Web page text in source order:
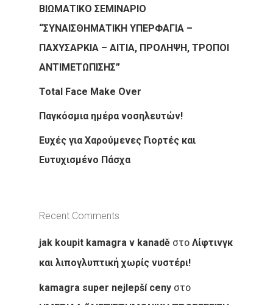
ΒΙΩΜΑΤΙΚΟ ΣΕΜΙΝΑΡΙΟ
“ΣΥΝΑΙΣΘΗΜΑΤΙΚΗ ΥΠΕΡΦΑΓΙΑ –
ΠΑΧΥΣΑΡΚΙΑ – ΑΙΤΙΑ, ΠΡΟΛΗΨΗ, ΤΡΟΠΟΙ
ΑΝΤΙΜΕΤΩΠΙΣΗΣ”
Total Face Make Over
Παγκόσμια ημέρα νοσηλευτών!
Ευχές για Χαρούμενες Γιορτές και
Ευτυχισμένο Πάσχα
Recent Comments
jak koupit kamagra v kanadě στο Λίφτινγκ
και λιπογλυπτική χωρίς νυστέρι!
kamagra super nejlepší ceny στο